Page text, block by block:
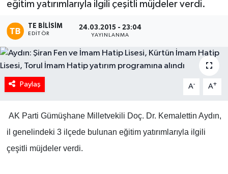
eğitim yatırımlarıyla ilgili çeşitli müjdeler verdi.
TE BILISIM
EDITÖR
24.03.2015 - 23:04
YAYINLANMA
Paylaş A- A+
AK Parti Gümüşhane Milletvekili Doç. Dr. Kemalettin Aydın,
il genelindeki 3 ilçede bulunan eğitim yatırımlarıyla ilgili
çeşitli müjdeler verdi.